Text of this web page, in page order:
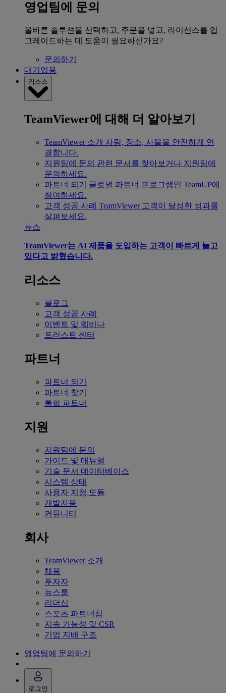
영업팀에 문의
올바른 솔루션을 선택하고, 주문을 넣고, 라이선스를 업
그레이드하는 데 도움이 필요하신가요?
문의하기
대기업용
리소스
TeamViewer에 대해 더 알아보기
TeamViewer 소개 사람, 장소, 사물을 안전하게 연
결합니다.
지원팀에 문의 관련 문서를 찾아보거나 지원팀에
문의하세요.
파트너 되기
글로벌 파트너 프로그램인 TeamUP에
참여하세요.
고객 성공 사례 TeamViewer 고객이 달성한 성과를
살펴보세요.
뉴스
TeamViewer는 AI 제품을 도입하는 고객이 빠르게 늘고
있다고 밝혔습니다.
리소스
블로그
고객 성공 사례
이벤트 및 웨비나
트러스트 센터
파트너
파트너 되기
파트너 찾기
통합 파트너
지원
지원팀에 문의
가이드 및 매뉴얼
기술 문서 데이터베이스
시스템 상태
사용자 지정 모듈
개발자용
커뮤니티
회사
TeamViewer 소개
채용
투자자
뉴스룸
리더십
스포츠 파트너십
지속 가능성 및 CSR
기업 지배 구조
영업팀에 문의하기
로그인